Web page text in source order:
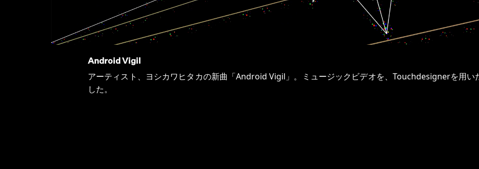
Android Vigil
アーティスト、ヨシカワヒタカの新曲「Android Vigil」。ミュージックビデオを、Touchdesignerを用い
した。